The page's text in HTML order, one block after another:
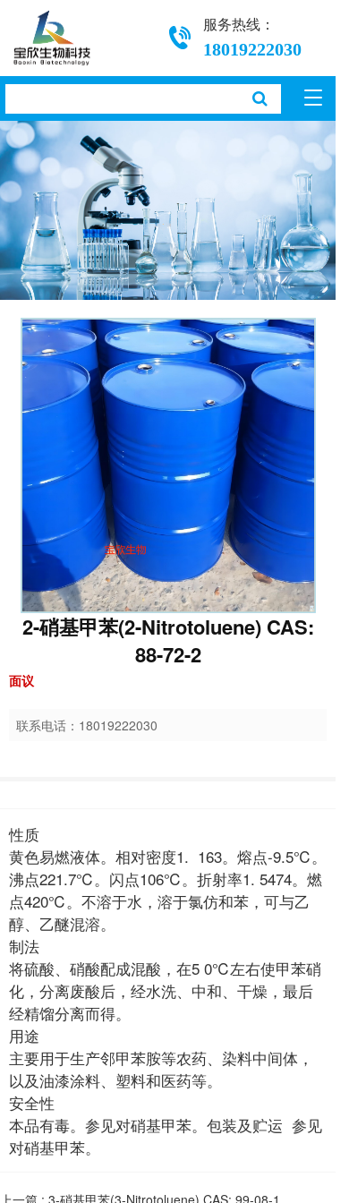
服务热线：
18019222030
T
g
l
a
v
i
g
a
i
o
n
2-硝基甲苯(2-Nitrotoluene) CAS:
88-72-2
面议
联系电话： 18019222030
性质
黄色易燃液体。相对密度1. 163。熔点-9.5℃。
沸点221.7℃。闪点106℃。折射率1. 5474。燃
点420℃。不溶于水，溶于氯仿和苯，可与乙
醇、乙醚混溶。
制法
将硫酸、硝酸配成混酸，在5 0℃左右使甲苯硝
化，分离废酸后，经水洗、中和、干燥，最后
经精馏分离而得。
用途
主要用于生产邻甲苯胺等农药、染料中间体，
以及油漆涂料、塑料和医药等。
安全性
本品有毒。参见对硝基甲苯。包装及贮运 参见
对硝基甲苯。
上一篇 : 3-硝基甲苯(3-Nitrotoluene) CAS: 99-08-1